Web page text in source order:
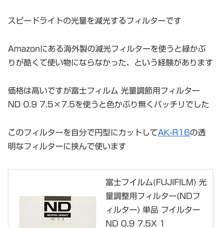
スピードライトの光量を減光するフィルターです
Amazonにある海外製の減光フィルターを使うと緑かぶ
りが酷くて使い物にならなかった、という経験があります
価格は高いですが富士フィルム 光量調節用フィルター
ND 0.9 7.5×7.5を使うと色かぶり無くバッチリでした
このフィルターを自分で円型にカットしてAK-R16の透
明なフィルターに挟んで使います
富士フイルム(FUJIFILM) 光
量調整用フィルター(NDフ
ィルター) 単品 フイルター
ND 0.9 7.5X 1